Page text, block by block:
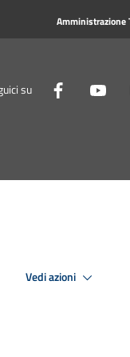
Amministrazione
su
Vedi azioni